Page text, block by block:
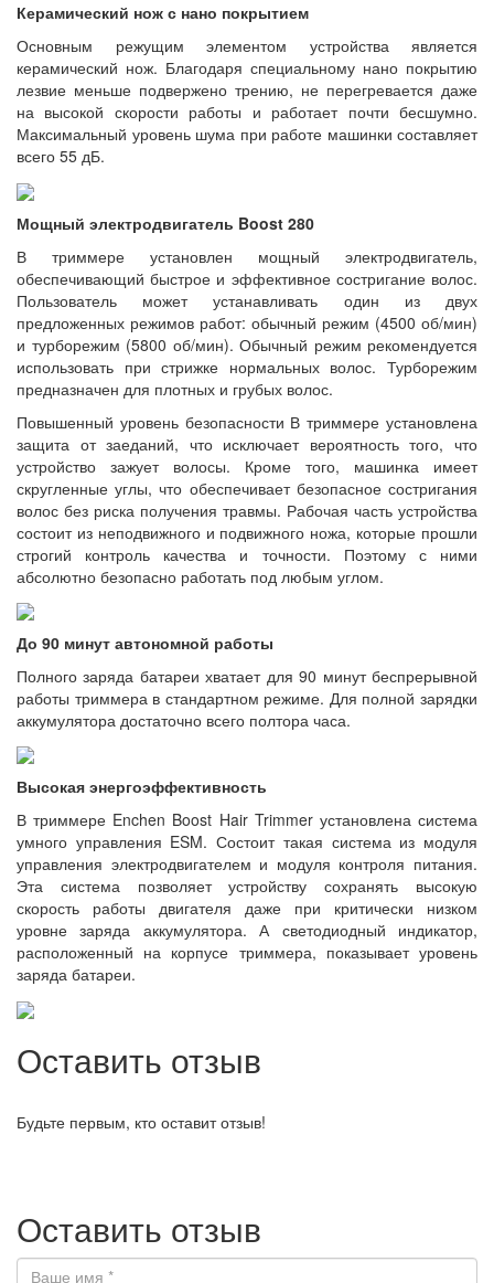
Керамический нож с нано покрытием
Основным режущим элементом устройства является
керамический нож. Благодаря специальному нано покрытию
лезвие меньше подвержено трению, не перегревается даже
на высокой скорости работы и работает почти бесшумно.
Максимальный уровень шума при работе машинки составляет
всего 55 дБ.
Мощный электродвигатель Boost 280
В триммере установлен мощный электродвигатель,
обеспечивающий быстрое и эффективное состригание волос.
Пользователь может устанавливать один из двух
предложенных режимов работ: обычный режим (4500 об/мин)
и турборежим (5800 об/мин). Обычный режим рекомендуется
использовать при стрижке нормальных волос. Турборежим
предназначен для плотных и грубых волос.
Повышенный уровень безопасности В триммере установлена
защита от заеданий, что исключает вероятность того, что
устройство зажует волосы. Кроме того, машинка имеет
скругленные углы, что обеспечивает безопасное состригания
волос без риска получения травмы. Рабочая часть устройства
состоит из неподвижного и подвижного ножа, которые прошли
строгий контроль качества и точности. Поэтому с ними
абсолютно безопасно работать под любым углом.
До 90 минут автономной работы
Полного заряда батареи хватает для 90 минут беспрерывной
работы триммера в стандартном режиме. Для полной зарядки
аккумулятора достаточно всего полтора часа.
Высокая энергоэффективность
В триммере Enchen Boost Hair Trimmer установлена система
умного управления ESM. Состоит такая система из модуля
управления электродвигателем и модуля контроля питания.
Эта система позволяет устройству сохранять высокую
скорость работы двигателя даже при критически низком
уровне заряда аккумулятора. А светодиодный индикатор,
расположенный на корпусе триммера, показывает уровень
заряда батареи.
Оставить отзыв
Будьте первым, кто оставит отзыв!
Оставить отзыв